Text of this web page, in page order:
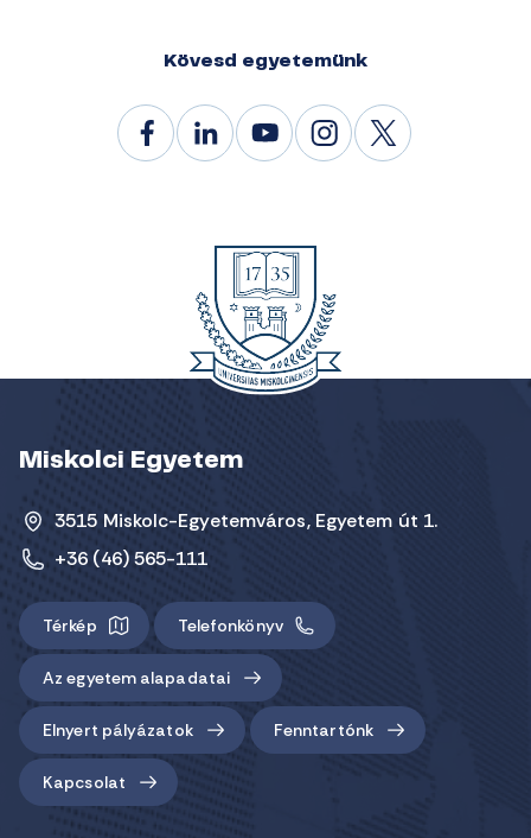
Kövesd egyetemünk
Miskolci Egyetem
3515 Miskolc-Egyetemváros, Egyetem út 1.
+36 (46) 565-111
Térkép Telefonkönyv
Az egyetem alapadatai
Elnyert pályázatok Fenntartónk
Kapcsolat